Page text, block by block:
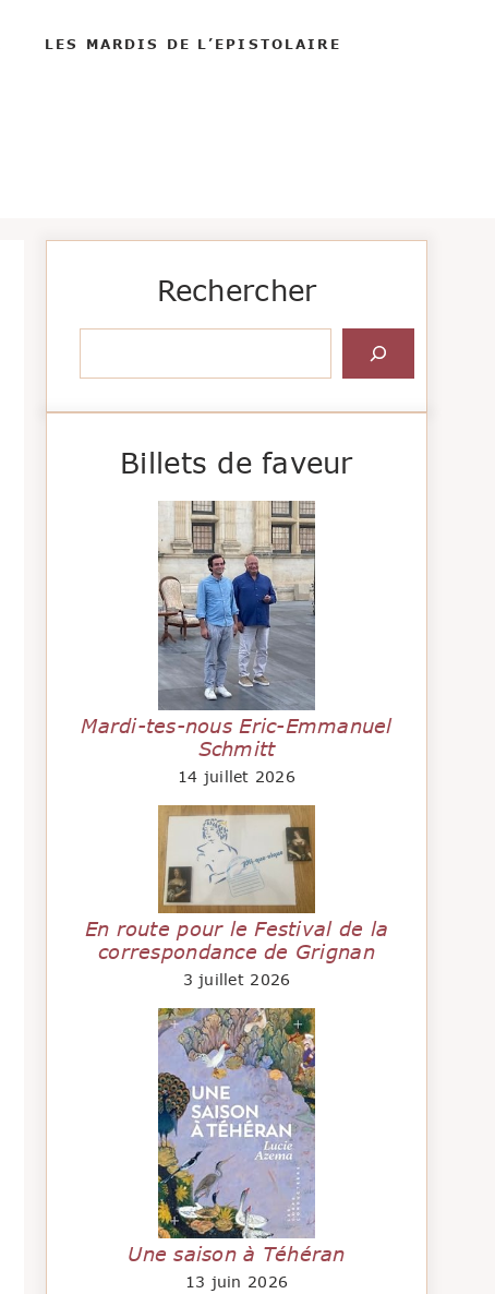
LES MARDIS DE L’EPISTOLAIRE
Rechercher
Billets de faveur
Mardi-tes-nous Eric-Emmanuel
Schmitt
14 juillet 2026
En route pour le Festival de la
correspondance de Grignan
3 juillet 2026
Une saison à Téhéran
13 juin 2026